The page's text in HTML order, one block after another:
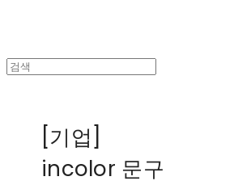
[기업]
incolor 문구